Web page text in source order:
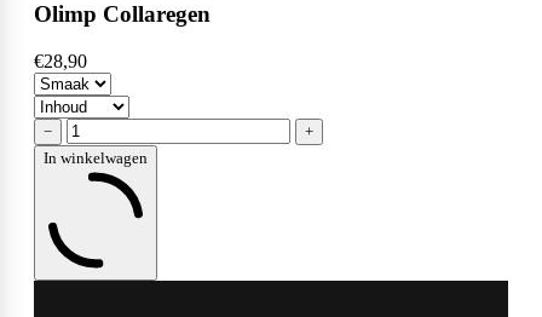
Olimp Collaregen
€28,90
−
+
In winkelwagen